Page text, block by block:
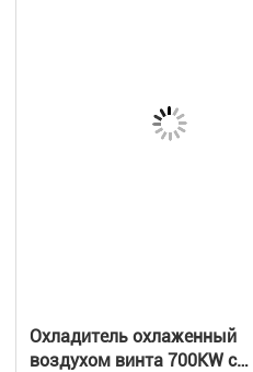
Охладитель охлаженный
воздухом винта 700KW с